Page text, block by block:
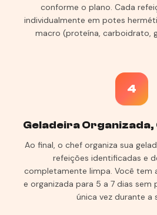
conforme o plano. Cada
individualmente em potes
macro (proteína, carboidrato,
4
Geladeira Organizada,
Ao final, o chef organiza sua
refeições identificadas e
completamente limpa. Você tem
e organizada para 5 a 7 dias sem
única vez durante a